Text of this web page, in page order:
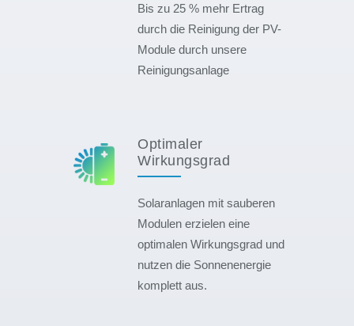
Bis zu 25 % mehr Ertrag
durch die Reinigung der PV-
Module durch unsere
Reinigungsanlage
Optimaler
Wirkungsgrad
Solaranlagen mit sauberen
Modulen erzielen eine
optimalen Wirkungsgrad und
nutzen die Sonnenenergie
komplett aus.